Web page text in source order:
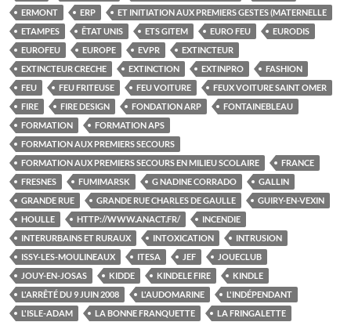
ERMONT
ERP
ET INITIATION AUX PREMIERS GESTES (MATERNELLE
ETAMPES
ÊTAT UNIS ETS GITEM EURO FEU
EURODIS
EUROFEU
EUROPE EVPR
EXTINCTEUR
EXTINCTEUR CRECHE
EXTINCTION EXTINPRO
FASHION
FEU
FEU FRITEUSE FEU VOITURE
FEUX VOITURE SAINT OMER
FIRE
FIRE DESIGN FONDATION ARP
FONTAINEBLEAU
FORMATION
FORMATION APS
FORMATION AUX PREMIERS SECOURS
FORMATION AUX PREMIERS SECOURS EN MILIEU SCOLAIRE
FRANCE
FRESNES
FUMIMARSK G NADINE CORRADO
GALLIN
GRANDE RUE
GRANDE RUE CHARLES DE GAULLE
GUIRY-EN-VEXIN
HOULLE
HTTP://WWW.ANACT.FR/
INCENDIE
INTERURBAINS ET RURAUX
INTOXICATION
INTRUSION
ISSY-LES-MOULINEAUX
ITESA JEF
JOUECLUB
JOUY-EN-JOSAS
KIDDE KINDELE FIRE
KINDLE
L'ARRÊTÉ DU 9 JUIN 2008
L'AUDOMARINE
L'INDÉPENDANT
L'ISLE-ADAM
LA BONNE FRANQUETTE
LA FRINGALETTE